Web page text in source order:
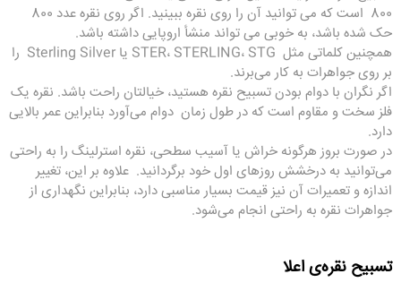
800 است که می توانید آن را روی نقره ببینید. اگر روی نقره عدد 800
حک شده باشد، به خوبی می تواند منشأ اروپایی داشته باشد.
همچنین کلماتی مثل STER، STERLING، STG یا Sterling Silver را
بر روی جواهرات به کار می‌برند.
اگر نگران با دوام بودن تسبیح نقره هستید، خیالتان راحت باشد. نقره یک
فلز سخت و مقاوم است که در طول زمان دوام می‌آورد بنابراین عمر بالایی
دارد.
در صورت بروز هرگونه خراش یا آسیب سطحی، نقره استرلینگ را به راحتی
می‌توانید به درخشش روزهای اول خود برگردانید. علاوه بر این، تغییر
اندازه و تعمیرات آن نیز قیمت بسیار مناسبی دارد، بنابراین نگهداری از
جواهرات نقره به راحتی انجام می‌شود.
تسبیح نقره‌ی اعلا